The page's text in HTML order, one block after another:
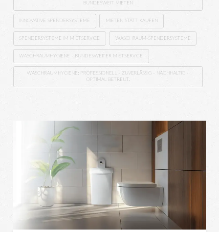
BUNDESWEIT MIETEN
INNOVATIVE SPENDERSYSTEME MIETEN STATT KAUFEN
SPENDERSYSTEME IM MIETSERVICE WASCHRAUM-SPENDERSYSTEME
WASCHRAUMHYGIENE - BUNDESWEITER MIETSERVICE
WASCHRAUMHYGIENE: PROFESSIONELL - ZUVERLÄSSIG - NACHHALTIG -
OPTIMAL BETREUT.